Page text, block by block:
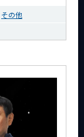
その他